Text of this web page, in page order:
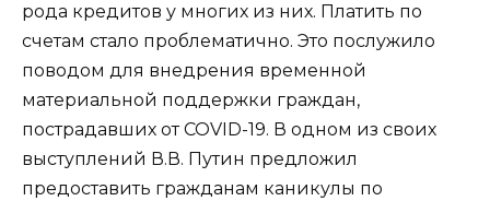
рода кредитов у многих из них. Платить по
счетам стало проблематично. Это послужило
поводом для внедрения временной
материальной поддержки граждан,
пострадавших от COVID-19. В одном из своих
выступлений В.В. Путин предложил
предоставить гражданам каникулы по